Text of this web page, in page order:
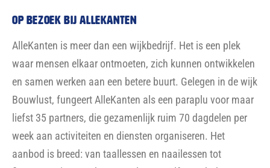
dreumescafé. AlleKanten is zeven dagen per week open
en ontvangt elke week ruim duizend bezoekers. Voor
velen voelt het als een verlengde huiskamer, waar de deur
altijd openstaat.
Mensen kunnen hier terecht voor praktische hulp, zoals
spreekuren van de GGD en WMO, maar ook voor
ontspanning en persoonlijke ontwikkeling. Coördinator
Rens Snoep, die sinds januari 2023 aan het roer staat,